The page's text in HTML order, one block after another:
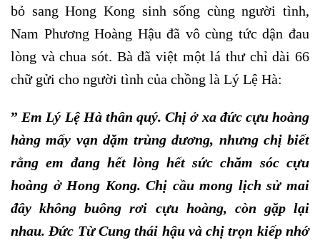
bỏ sang Hong Kong sinh sống cùng người tình,
Nam Phương Hoàng Hậu đã vô cùng tức dận đau
lòng và chua sót. Bà đã việt một lá thư chỉ dài 66
chữ gửi cho người tình của chồng là Lý Lệ Hà:
” Em Lý Lệ Hà thân quý. Chị ở xa đức cựu hoàng
hàng mấy vạn dặm trùng dương, nhưng chị biết
rằng em đang hết lòng hết sức chăm sóc cựu
hoàng ở Hong Kong. Chị cầu mong lịch sử mai
đây không buông rơi cựu hoàng, còn gặp lại
nhau. Đức Từ Cung thái hậu và chị trọn kiếp nhớ